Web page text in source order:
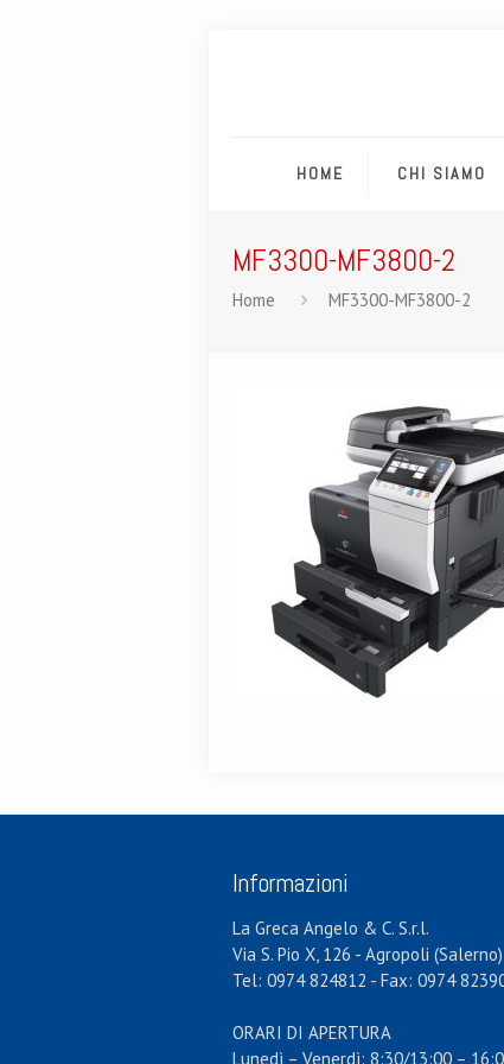
HOME CHI SIAMO
MF3300-MF3800-2
Home MF3300-MF3800-2
Informazioni
La Greca Angelo & C. S.r.l.
Via S. Pio X, 126 - Agropoli (Salerno)
Tel: 0974 824812 - Fax: 0974
ORARI DI APERTURA
Lunedì – Venerdì: 8:30/13:00 –